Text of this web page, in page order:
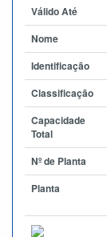
Válido Até
Nome
Identificação
Classificação
Capacidade
Total
Nº de Planta
Planta